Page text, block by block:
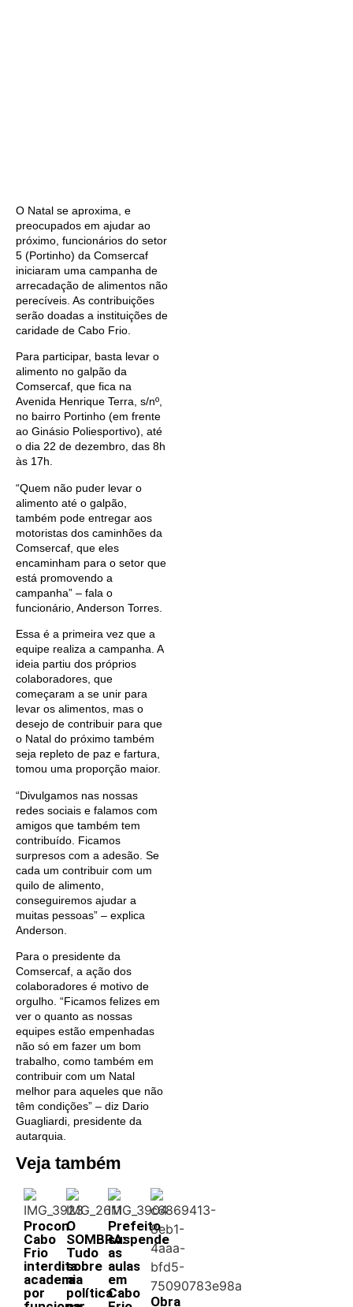
O Natal se aproxima, e
preocupados em ajudar ao
próximo, funcionários do setor
5 (Portinho) da Comsercaf
iniciaram uma campanha de
arrecadação de alimentos não
perecíveis. As contribuições
serão doadas a instituições de
caridade de Cabo Frio.
Para participar, basta levar o
alimento no galpão da
Comsercaf, que fica na
Avenida Henrique Terra, s/nº,
no bairro Portinho (em frente
ao Ginásio Poliesportivo), até
o dia 22 de dezembro, das 8h
às 17h.
“Quem não puder levar o
alimento até o galpão,
também pode entregar aos
motoristas dos caminhões da
Comsercaf, que eles
encaminham para o setor que
está promovendo a
campanha” – fala o
funcionário, Anderson Torres.
Essa é a primeira vez que a
equipe realiza a campanha. A
ideia partiu dos próprios
colaboradores, que
começaram a se unir para
levar os alimentos, mas o
desejo de contribuir para que
o Natal do próximo também
seja repleto de paz e fartura,
tomou uma proporção maior.
“Divulgamos nas nossas
redes sociais e falamos com
amigos que também tem
contribuído. Ficamos
surpresos com a adesão. Se
cada um contribuir com um
quilo de alimento,
conseguiremos ajudar a
muitas pessoas” – explica
Anderson.
Para o presidente da
Comsercaf, a ação dos
colaboradores é motivo de
orgulho. “Ficamos felizes em
ver o quanto as nossas
equipes estão empenhadas
não só em fazer um bom
trabalho, como também em
contribuir com um Natal
melhor para aqueles que não
têm condições” – diz Dario
Guagliardi, presidente da
autarquia.
Veja também
Procon
Cabo
Frio
interdita
academia
por
O
SOMBRA:
Tudo
sobre
a
política
Prefeito
suspende
as
aulas
em
Cabo
Obra